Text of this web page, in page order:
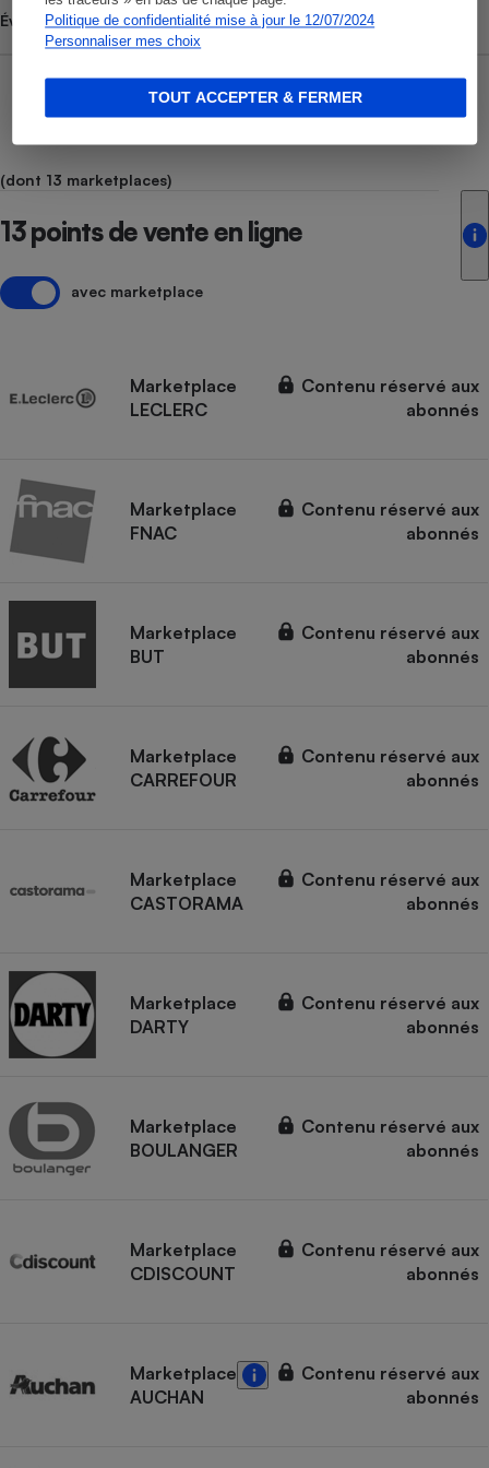
Politique de confidentialité mise à jour le 12/07/2024
Personnaliser mes choix
TOUT ACCEPTER & FERMER
Évolution du prix moyen
(dont 13 marketplaces)
13 points de vente en ligne
avec marketplace
Marketplace
LECLERC
Contenu réservé aux
abonnés
Marketplace
FNAC
Contenu réservé aux
abonnés
Marketplace
BUT
Contenu réservé aux
abonnés
Marketplace
CARREFOUR
Contenu réservé aux
abonnés
Marketplace
CASTORAMA
Contenu réservé aux
abonnés
Marketplace
DARTY
Contenu réservé aux
abonnés
Marketplace
BOULANGER
Contenu réservé aux
abonnés
Marketplace
CDISCOUNT
Contenu réservé aux
abonnés
Marketplace
AUCHAN
Contenu réservé aux
abonnés